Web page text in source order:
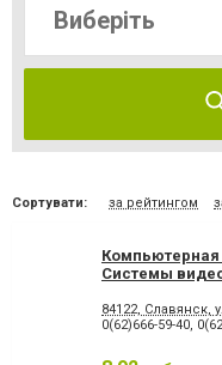
Сортувати: за рейтингом
Системы
84122, Славянск,
0(62)666-59-40,